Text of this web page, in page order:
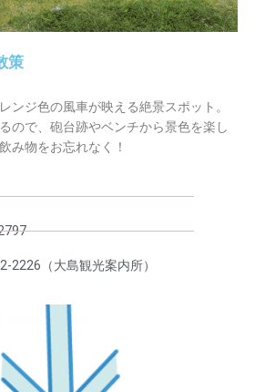
策
ンジ色の風車が映える絶景スポット。
ので、砲台跡やベンチから景色を楽し
み物をお忘れなく！
2797
2226（大島観光案内所）